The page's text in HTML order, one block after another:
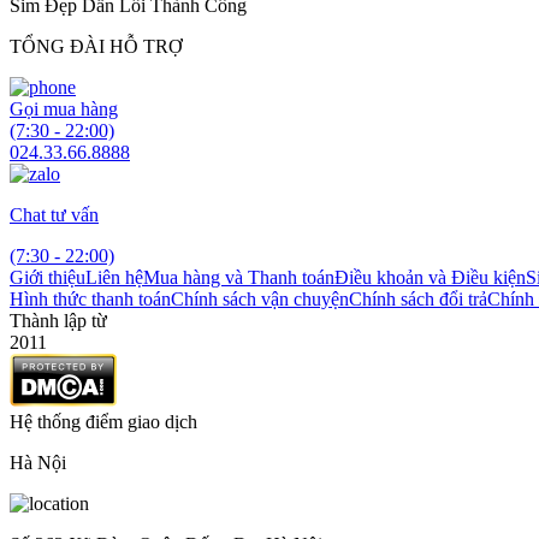
Sim Đẹp Dẫn Lối Thành Công
TỔNG ĐÀI HỖ TRỢ
Gọi mua hàng
(7:30 - 22:00)
024.33.66.8888
Chat tư vấn
(7:30 - 22:00)
Giới thiệuLiên hệMua hàng và Thanh toánĐiều khoản và Điều kiện
Hình thức thanh toánChính sách vận chuyệnChính sách đổi trảChính
Thành lập từ
2011
Hệ thống điểm giao dịch
Hà Nội